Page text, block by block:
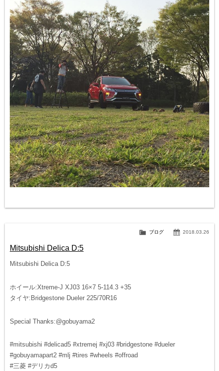
2018.03.26
ブログ
Mitsubishi Delica D:5
Mitsubishi Delica D:5
ホイール:Xtreme-J XJ03 16×7 5-114.3 +35
タイヤ:Bridgestone Dueler 225/70R16
Special Thanks:@gobuyama2
#mitsubishi #delicad5 #xtremej #xj03 #bridgestone #dueler
#gobuyamapart2 #mlj #tires #wheels #offroad
#三菱 #デリカd5